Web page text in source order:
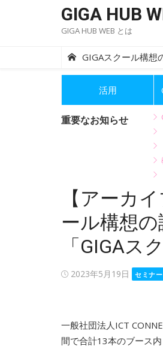
GIGA HUB
GIGA HUB WEB とは
GIGAスクール構想
活用
重要なお知らせ
【アーカ
ール構想の
「GIGAス
Posted
2023年5月19日 セミナ
一般社団法人ICT
間で合計13本のブース